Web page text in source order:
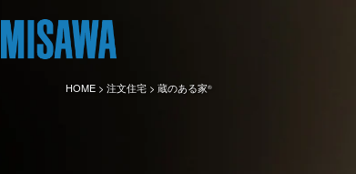
HOME > 注文住宅 > 蔵のある家®